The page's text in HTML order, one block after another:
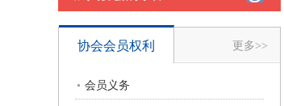
协会会员权利 更多>>
会员义务